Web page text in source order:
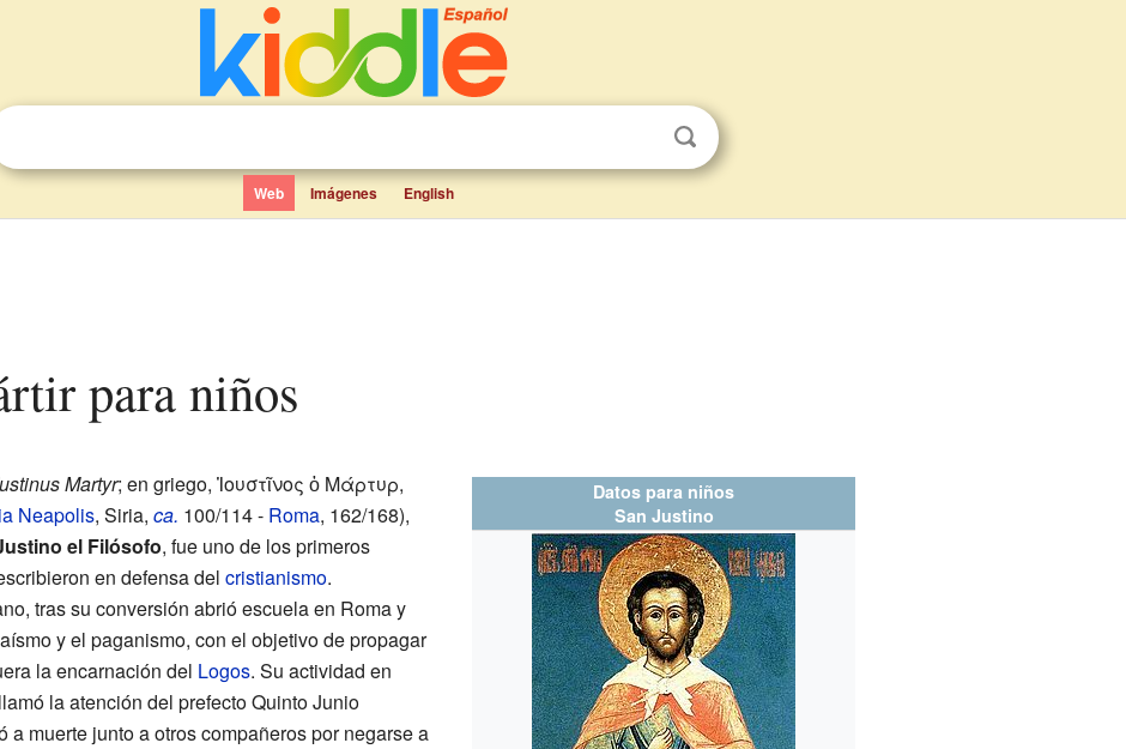
Web Imágenes English
para niños
Datos para niños
San Justino
Martyr; en griego, Ἰουστῖνος ὁ Μάρτυρ,
Neapolis, Siria, ca. 100/114 - Roma, 162/168),
el Filósofo, fue uno de los primeros
en defensa del cristianismo.
tras su conversión abrió escuela en Roma y
y el paganismo, con el objetivo de propagar
la encarnación del Logos. Su actividad en
la atención del prefecto Quinto Junio
a muerte junto a otros compañeros por negarse a